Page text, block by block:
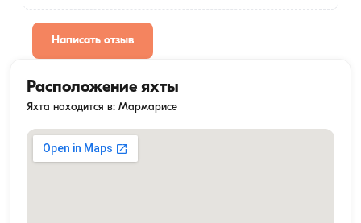
Написать отзыв
Расположение яхты
Яхта находится в: Мармарисе